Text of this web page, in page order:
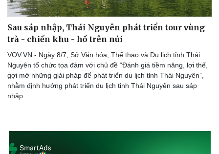
Nhi khoa
Nam khoa
Làm đẹp - giảm cân
Phòng mạch online
Sau sáp nhập, Thái Nguyên phát triển tour vùng
trà - chiến khu - hồ trên núi
VOV.VN - Ngày 8/7, Sở Văn hóa, Thể thao và Du lịch tỉnh Thái
Nguyên tổ chức tọa đàm với chủ đề “Đánh giá tiềm năng, lợi thế,
gợi mở những giải pháp để phát triển du lịch tỉnh Thái Nguyên”,
nhằm định hướng phát triển du lịch tỉnh Thái Nguyên sau sáp
nhập.